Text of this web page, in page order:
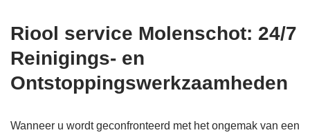
Riool service Molenschot: 24/7
Reinigings- en
Ontstoppingswerkzaamheden
Wanneer u wordt geconfronteerd met het ongemak van een